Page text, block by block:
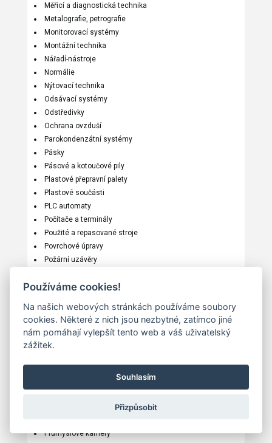
Měřicí a diagnostická technika
Metalografie, petrografie
Monitorovací systémy
Montážní technika
Nářadí-nástroje
Normálie
Nýtovací technika
Odsávací systémy
Odstředivky
Ochrana ovzduší
Parokondenzátní systémy
Pásky
Pásové a kotoučové pily
Plastové přepravní palety
Plastové součásti
PLC automaty
Počítače a terminály
Použité a repasované stroje
Povrchové úpravy
Požární uzávěry
Průmyslová akustika
Průmyslová čerpadla
Průmyslová lepidla
Průmyslová ložiska
Průmyslová tomografie
Průmyslové kamery
Používáme cookies!
Na našich webových stránkách používáme soubory
cookies. Některé z nich jsou nezbytné, zatímco jiné
nám pomáhají vylepšít tento web a váš uživatelský
zážitek.
Souhlasím
Přizpůsobit